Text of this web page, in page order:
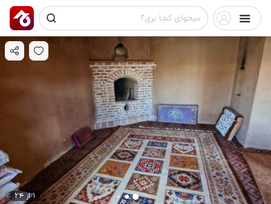
1 از 24